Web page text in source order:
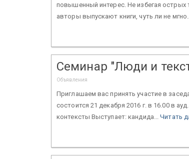
повышенный интерес. Не избегая острых
авторы выпускают книги, чуть ли не
Семинар "Люди и
Объявления
Приглашаем вас принять участие в
состоится 21 декабря 2016 г. в 16.00 в
контексты Выступает: кандида...Читать